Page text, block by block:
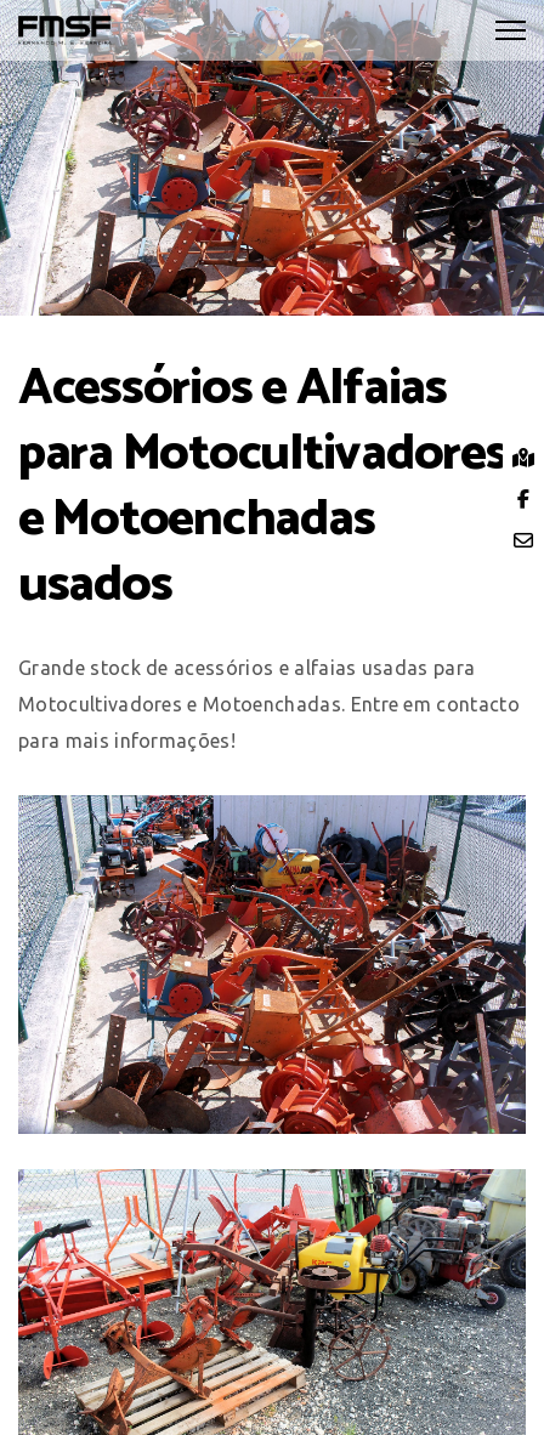
Acessórios e Alfaias
para Motocultivadores
e Motoenchadas
usados
Grande stock de acessórios e alfaias usadas para
Motocultivadores e Motoenchadas. Entre em contacto
para mais informações!